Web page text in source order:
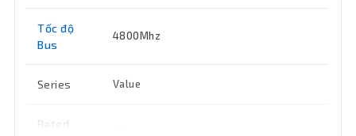
Tốc độ
Bus
4800Mhz
Series Value
Rated